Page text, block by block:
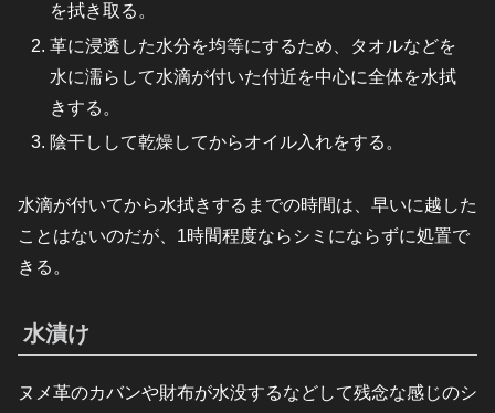
を拭き取る。
革に浸透した水分を均等にするため、タオルなどを
水に濡らして水滴が付いた付近を中心に全体を水拭
きする。
陰干しして乾燥してからオイル入れをする。
水滴が付いてから水拭きするまでの時間は、早いに越した
ことはないのだが、1時間程度ならシミにならずに処置で
きる。
水漬け
ヌメ革のカバンや財布が水没するなどして残念な感じのシ